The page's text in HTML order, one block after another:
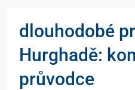
dlouhodobé
Hurghadě:
průvodce